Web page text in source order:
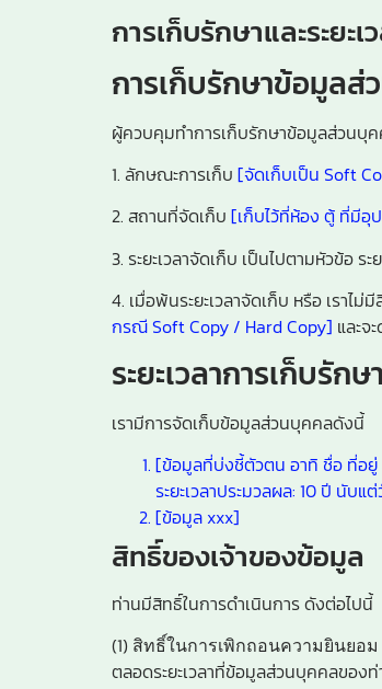
การเก็บรักษาและระยะ
การเก็บรักษาข้อมูล
ผู้ควบคุมทำการเก็บรักษาข้อมูลส่วนบุ
1. ลักษณะการเก็บ [จัดเก็บเป็น Soft
2. สถานที่จัดเก็บ [เก็บไว้ที่ห้อง ตู้ ที่มีอุ
3. ระยะเวลาจัดเก็บ เป็นไปตามหัวข้อ
4. เมื่อพ้นระยะเวลาจัดเก็บ หรือ เรา
กรณี Soft Copy / Hard Copy] และจ
ระยะเวลาการเก็บรั
เรามีการจัดเก็บข้อมูลส่วนบุคคลดังนี้
[ข้อมูลที่บ่งชี้ตัวตน อาทิ ชื่อ ที่อ
ระยะเวลาประมวลผล: 10 ปี นับ
[ข้อมูล xxx]
สิทธิ์ของเจ้าของข้อมูล
ท่านมีสิทธิ์ในการดำเนินการ ดังต่อไปนี้
(1) สิทธิ์ในการเพิกถอนความยินยอ
ตลอดระยะเวลาที่ข้อมูลส่วนบุคคลของท่